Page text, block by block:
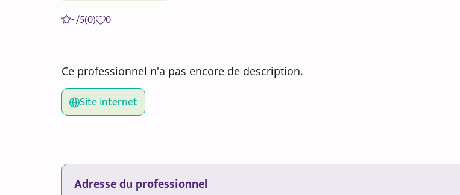
- /5(0) 0
Ce professionnel n'a pas encore de description.
Site internet
Adresse du professionnel